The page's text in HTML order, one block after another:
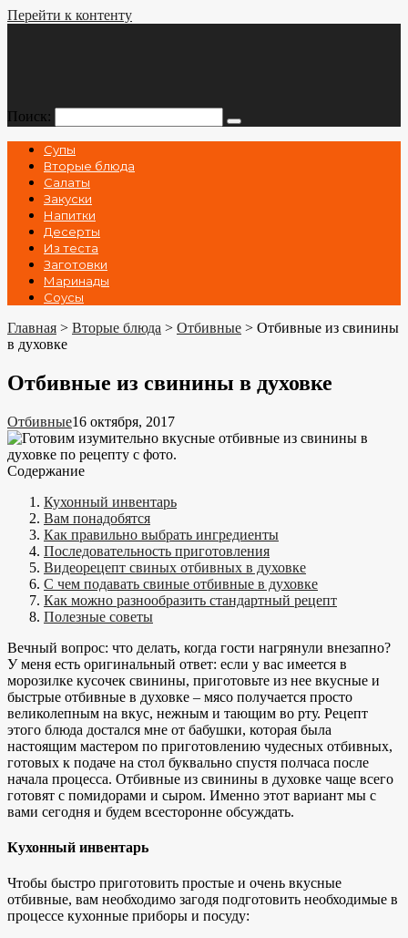
Перейти к контенту
Поиск:
Супы
Вторые блюда
Салаты
Закуски
Напитки
Десерты
Из теста
Заготовки
Маринады
Соусы
Главная > Вторые блюда > Отбивные > Отбивные из свинины
в духовке
Отбивные из свинины в духовке
Отбивные16 октября, 2017
Содержание
Кухонный инвентарь
Вам понадобятся
Как правильно выбрать ингредиенты
Последовательность приготовления
Видеорецепт свиных отбивных в духовке
С чем подавать свиные отбивные в духовке
Как можно разнообразить стандартный рецепт
Полезные советы
Вечный вопрос: что делать, когда гости нагрянули внезапно?
У меня есть оригинальный ответ: если у вас имеется в
морозилке кусочек свинины, приготовьте из нее вкусные и
быстрые отбивные в духовке – мясо получается просто
великолепным на вкус, нежным и тающим во рту. Рецепт
этого блюда достался мне от бабушки, которая была
настоящим мастером по приготовлению чудесных отбивных,
готовых к подаче на стол буквально спустя полчаса после
начала процесса. Отбивные из свинины в духовке чаще всего
готовят с помидорами и сыром. Именно этот вариант мы с
вами сегодня и будем всесторонне обсуждать.
Кухонный инвентарь
Чтобы быстро приготовить простые и очень вкусные
отбивные, вам необходимо загодя подготовить необходимые в
процессе кухонные приборы и посуду: